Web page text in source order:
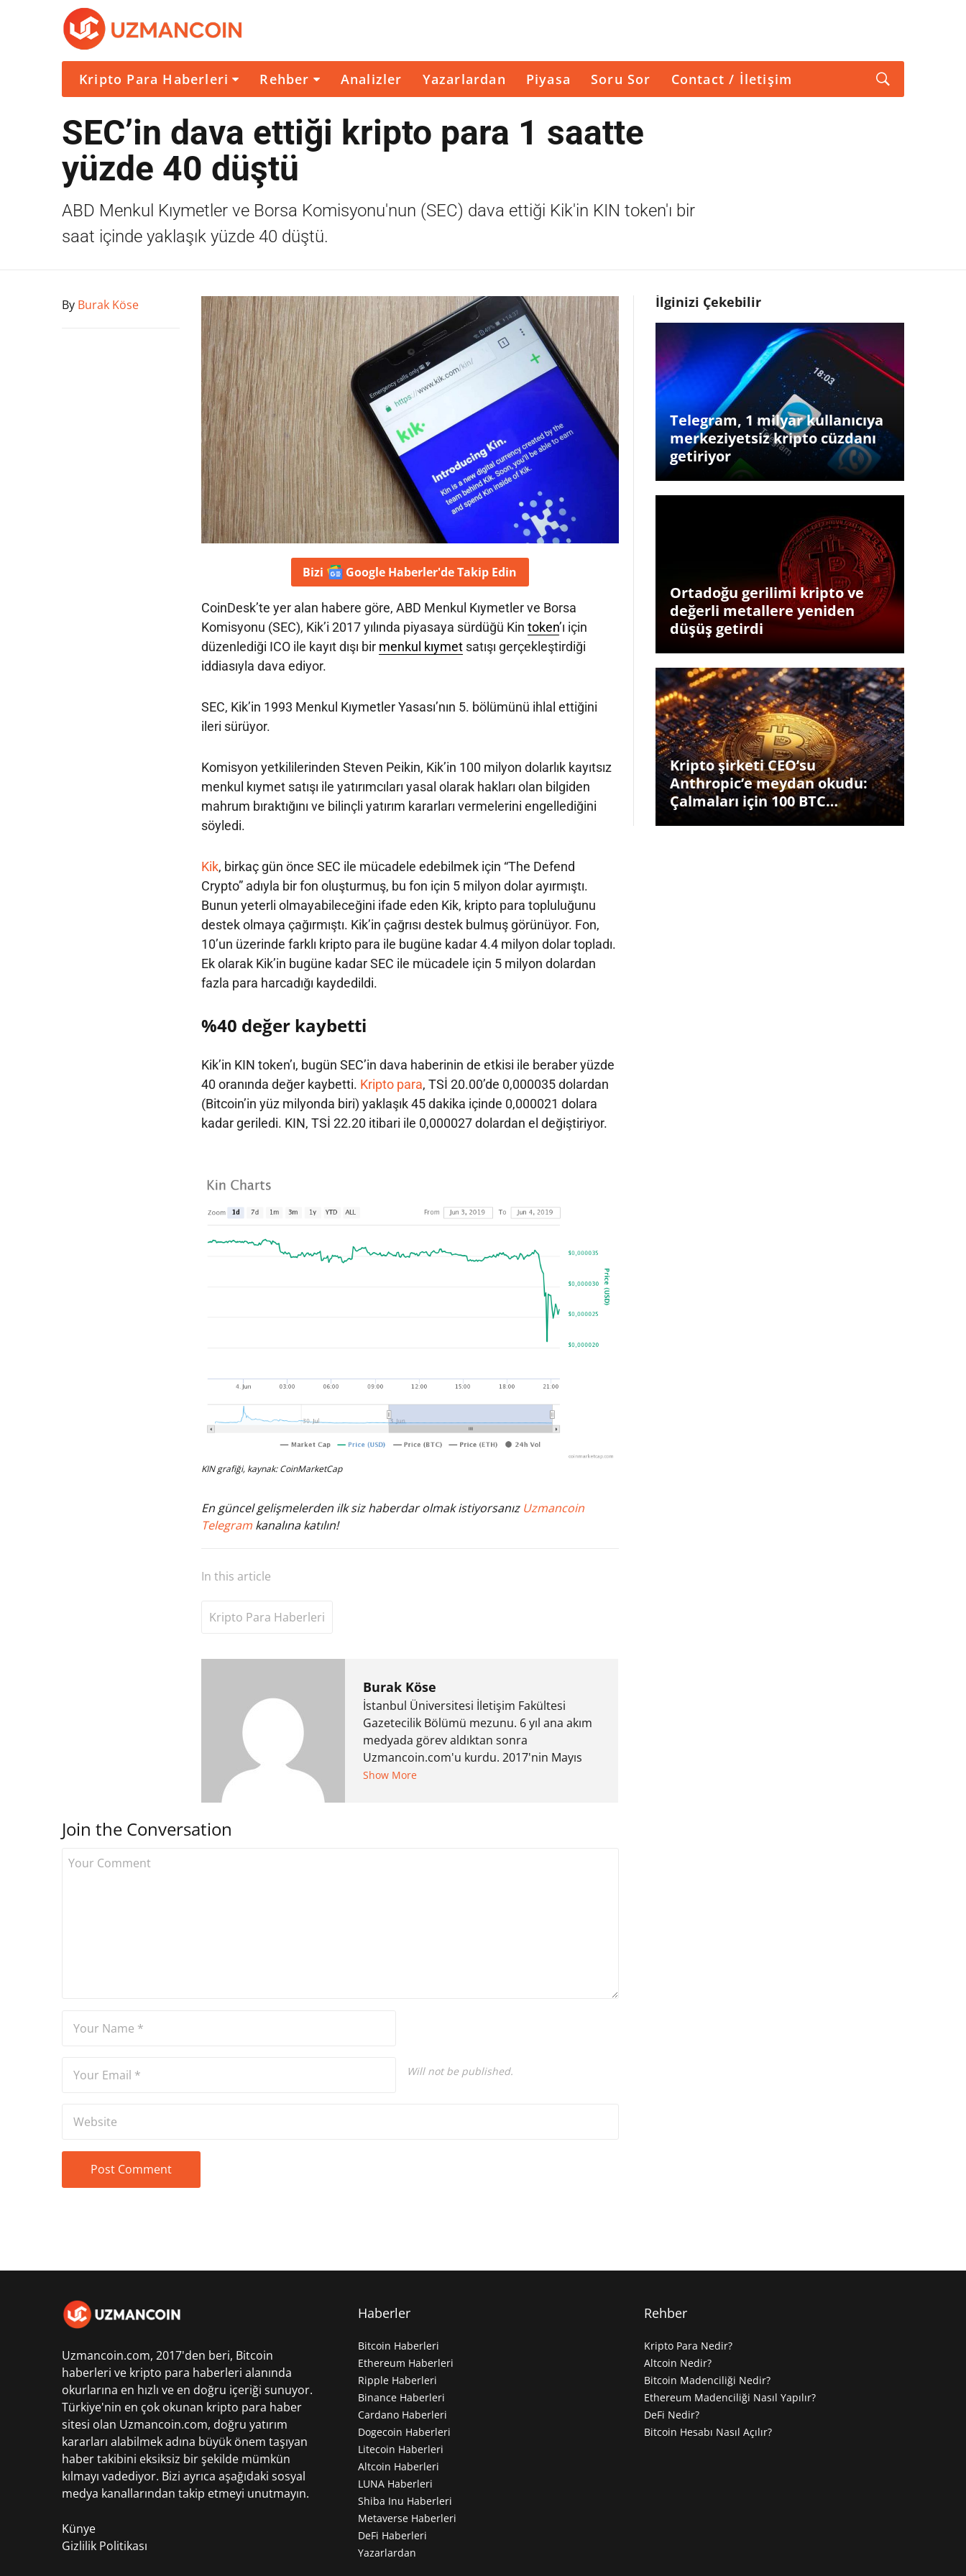
Kripto Para Haberleri Rehber Analizler Yazarlardan Piyasa Soru Sor Contact / İletişim
SEC’in dava ettiği kripto para 1 saatte
yüzde 40 düştü
ABD Menkul Kıymetler ve Borsa Komisyonu'nun (SEC) dava ettiği Kik'in KIN token'ı bir
saat içinde yaklaşık yüzde 40 düştü.
By Burak Köse
Bizi Google Haberler'deTakip Edin
CoinDesk’te yer alan habere göre, ABD Menkul Kıymetler ve Borsa
Komisyonu (SEC), Kik’i 2017 yılında piyasaya sürdüğü Kin token’ı için
düzenlediği ICO ile kayıt dışı bir menkul kıymetsatışı gerçekleştirdiği
iddiasıyla dava ediyor.
SEC, Kik’in 1993 Menkul Kıymetler Yasası’nın 5. bölümünü ihlal ettiğini
ileri sürüyor.
Komisyon yetkililerinden Steven Peikin, Kik’in 100 milyon dolarlık kayıtsız
menkul kıymet satışı ile yatırımcıları yasal olarak hakları olan bilgiden
mahrum bıraktığını ve bilinçli yatırım kararları vermelerini engellediğini
söyledi.
Kik, birkaç gün önce SEC ile mücadele edebilmek için “The Defend
Crypto” adıyla bir fon oluşturmuş, bu fon için 5 milyon dolar ayırmıştı.
Bunun yeterli olmayabileceğini ifade eden Kik, kripto para topluluğunu
destek olmaya çağırmıştı. Kik’in çağrısı destek bulmuş görünüyor. Fon,
10’un üzerinde farklı kripto para ile bugüne kadar 4.4 milyon dolar topladı.
Ek olarak Kik’in bugüne kadar SEC ile mücadele için 5 milyon dolardan
fazla para harcadığı kaydedildi.
%40 değer kaybetti
Kik’in KIN token’ı, bugün SEC’in dava haberinin de etkisi ile beraber yüzde
40 oranında değer kaybetti. Kripto para, TSİ 20.00’de 0,000035 dolardan
(Bitcoin’in yüz milyonda biri) yaklaşık 45 dakika içinde 0,000021 dolara
kadar geriledi. KIN, TSİ 22.20 itibari ile 0,000027 dolardan el değiştiriyor.
KIN grafiği, kaynak: CoinMarketCap
En güncel gelişmelerden ilk siz haberdar olmak istiyorsanız Uzmancoin
Telegram kanalına katılın!
In this article
Kripto Para Haberleri
Burak Köse
İstanbul Üniversitesi İletişim Fakültesi
Gazetecilik Bölümü mezunu. 6 yıl ana akım
medyada görev aldıktan sonra
Uzmancoin.com'u kurdu. 2017'nin Mayıs
ayından bu yana bilfiil kripto para
Show More
Join the Conversation
Will not be published.
İlginizi Çekebilir
Telegram, 1 milyar kullanıcıya
merkeziyetsiz kripto cüzdanı
getiriyor
Ortadoğu gerilimi kripto ve
değerli metallere yeniden
düşüş getirdi
Kripto şirketi CEO’su
Anthropic’e meydan okudu:
Çalmaları için 100 BTC…
Uzmancoin.com, 2017'den beri, Bitcoin
haberleri ve kripto para haberleri alanında
okurlarına en hızlı ve en doğru içeriği sunuyor.
Türkiye'nin en çok okunan kripto para haber
sitesi olan Uzmancoin.com, doğru yatırım
kararları alabilmek adına büyük önem taşıyan
haber takibini eksiksiz bir şekilde mümkün
kılmayı vadediyor. Bizi ayrıca aşağıdaki sosyal
medya kanallarından takip etmeyi unutmayın.
Künye
Gizlilik Politikası
Haberler
Bitcoin Haberleri
Ethereum Haberleri
Ripple Haberleri
Binance Haberleri
Cardano Haberleri
Dogecoin Haberleri
Litecoin Haberleri
Altcoin Haberleri
LUNA Haberleri
Shiba Inu Haberleri
Metaverse Haberleri
DeFi Haberleri
Yazarlardan
Rehber
Kripto Para Nedir?
Altcoin Nedir?
Bitcoin Madenciliği Nedir?
Ethereum Madenciliği Nasıl Yapılır?
DeFi Nedir?
Bitcoin Hesabı Nasıl Açılır?